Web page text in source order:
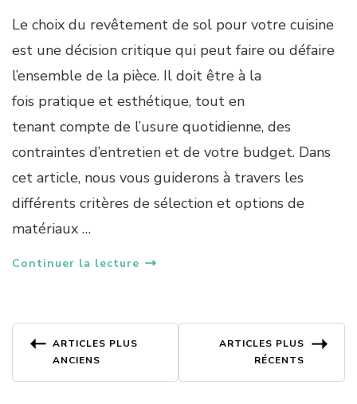
Le choix du revêtement de sol pour votre cuisine
est une décision critique qui peut faire ou défaire
l’ensemble de la pièce. Il doit être à la
fois pratique et esthétique, tout en
tenant compte de l’usure quotidienne, des
contraintes d’entretien et de votre budget. Dans
cet article, nous vous guiderons à travers les
différents critères de sélection et options de
matériaux …
Continuer la lecture
Navigation
des
ARTICLES PLUS
ANCIENS
ARTICLES PLUS
RÉCENTS